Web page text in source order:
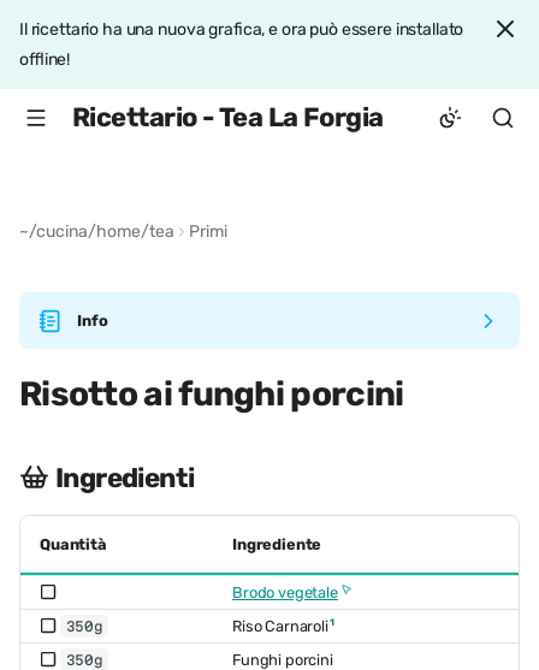
Il ricettario ha una nuova grafica, e ora può essere installato
offline!
Ricettario - Tea La Forgia
~/cucina/home/tea Primi
Info
Risotto ai funghi porcini
Ingredienti
Quantità Ingrediente
Brodo vegetale
350g Riso Carnaroli1
350g
Funghi porcini